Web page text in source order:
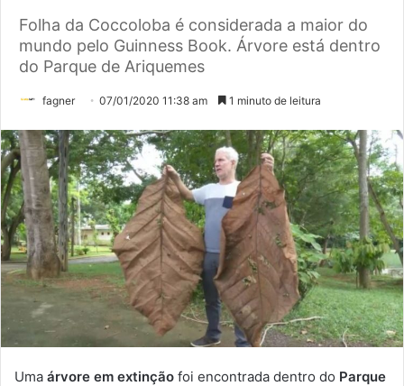
Folha da Coccoloba é considerada a maior do
mundo pelo Guinness Book. Árvore está dentro
do Parque de Ariquemes
fagner 07/01/2020 11:38 am 1 minuto de leitura
Uma árvore em extinção foi encontrada dentro do Parque